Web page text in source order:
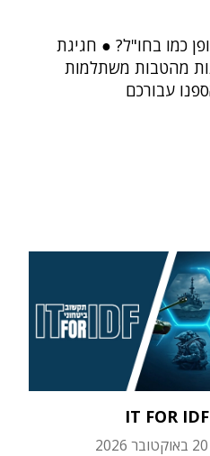
כמו בחו"ל? ● חגיגת
מהטבות משתלמות
עבורכם
IT FOR